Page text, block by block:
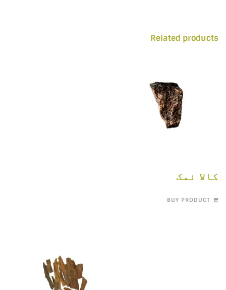
Related products
کالا نمک
BUY PRODUCT